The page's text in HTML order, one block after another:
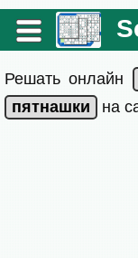
Решать онлайн
на